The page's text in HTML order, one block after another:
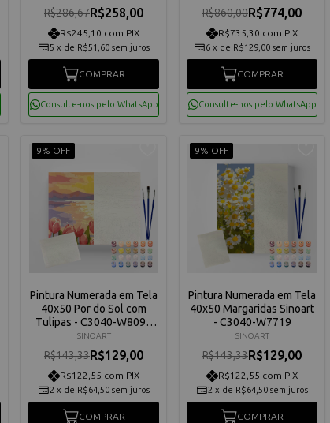
R$286,67R$258,00
R$245,10 com PIX
5 x de R$51,60 sem juros
COMPRAR
Consulte-nos pelo WhatsApp
R$860,00R$774,00
R$735,30 com PIX
6 x de R$129,00 sem juros
COMPRAR
Consulte-nos pelo WhatsApp
9% OFF
Pintura Numerada em Tela
40x50 Por do Sol com
Tulipas - C3040-W8098
Sinoart
SINOART
R$143,33R$129,00
R$122,55 com PIX
2 x de R$64,50 sem juros
COMPRAR
9% OFF
Pintura Numerada em Tela
40x50 Margaridas Sinoart
- C3040-W7719
SINOART
R$143,33R$129,00
R$122,55 com PIX
2 x de R$64,50 sem juros
COMPRAR